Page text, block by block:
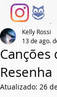
Canções
Resenha
Kelly Rossi
13 de ago.
Atualizado: 26